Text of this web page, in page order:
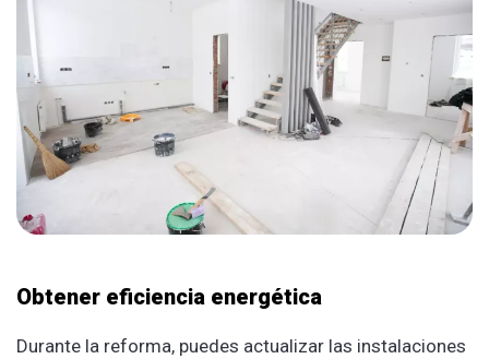
Obtener eficiencia energética
Durante la reforma, puedes actualizar las instalaciones